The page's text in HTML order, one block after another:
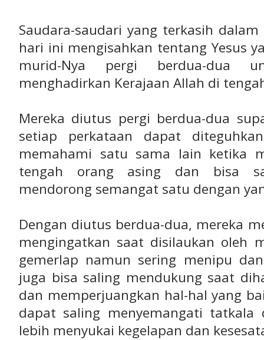
Saudara-saudari yang terkasih
hari ini mengisahkan tentang Yesus
murid-Nya pergi berdua-dua
menghadirkan Kerajaan Allah di
Mereka diutus pergi berdua-dua
setiap perkataan dapat
memahami satu sama lain ketika
tengah orang asing dan bisa
mendorong semangat satu dengan
Dengan diutus berdua-dua, mereka
mengingatkan saat disilaukan oleh
gemerlap namun sering menipu
juga bisa saling mendukung saat
dan memperjuangkan hal-hal yang
dapat saling menyemangati tatkala
lebih menyukai kegelapan dan